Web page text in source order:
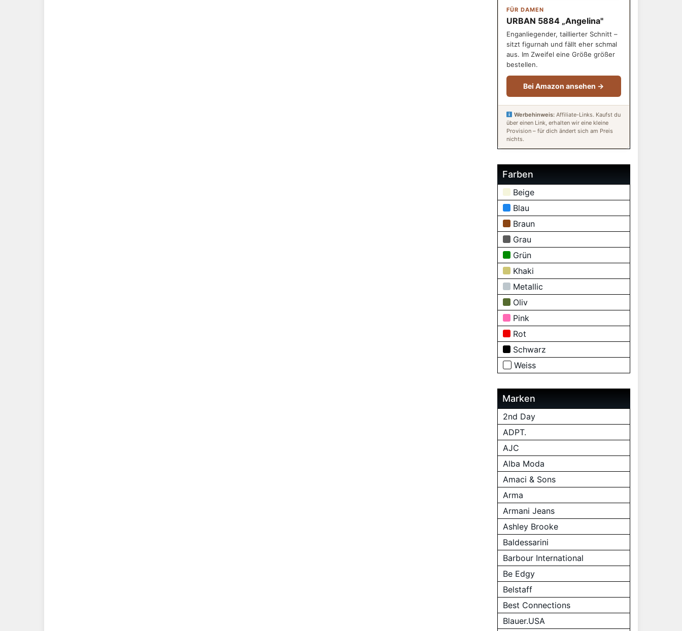
FÜR DAMEN
URBAN 5884 „Angelina"
Enganliegender, taillierter Schnitt –
sitzt figurnah und fällt eher schmal
aus. Im Zweifel eine Größe größer
bestellen.
Bei Amazon ansehen →
Werbehinweis: Affiliate-Links. Kaufst du
über einen Link, erhalten wir eine kleine
Provision – für dich ändert sich am Preis
nichts.
Farben
Beige
Blau
Braun
Grau
Grün
Khaki
Metallic
Oliv
Pink
Rot
Schwarz
Weiss
Marken
2nd Day
ADPT.
AJC
Alba Moda
Amaci & Sons
Arma
Armani Jeans
Ashley Brooke
Baldessarini
Barbour International
Be Edgy
Belstaff
Best Connections
Blauer.USA